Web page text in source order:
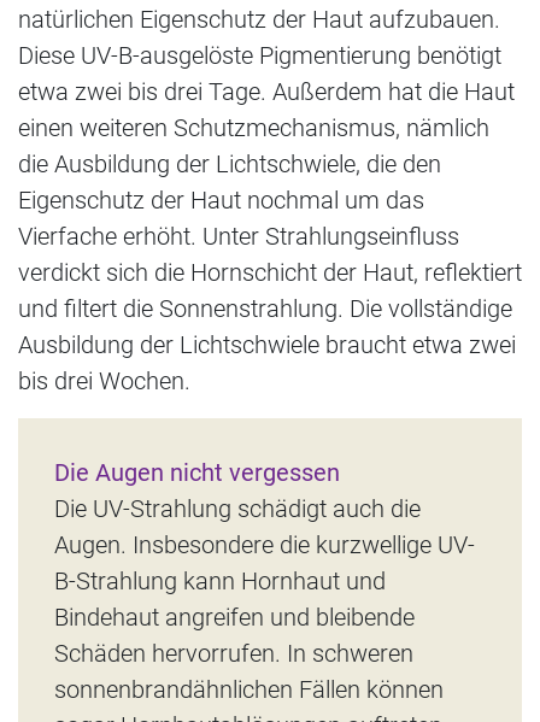
natürlichen Eigenschutz der Haut aufzubauen.
Diese UV-B-ausgelöste Pigmentierung benötigt
etwa zwei bis drei Tage. Außerdem hat die Haut
einen weiteren Schutzmechanismus, nämlich
die Ausbildung der Lichtschwiele, die den
Eigenschutz der Haut nochmal um das
Vierfache erhöht. Unter Strahlungseinfluss
verdickt sich die Hornschicht der Haut, reflektiert
und filtert die Sonnenstrahlung. Die vollständige
Ausbildung der Lichtschwiele braucht etwa zwei
bis drei Wochen.
Die Augen nicht vergessen
Die UV-Strahlung schädigt auch die
Augen. Insbesondere die kurzwellige UV-
B-Strahlung kann Hornhaut und
Bindehaut angreifen und bleibende
Schäden hervorrufen. In schweren
sonnenbrandähnlichen Fällen können